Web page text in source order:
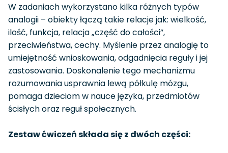
W zadaniach wykorzystano kilka różnych typów
analogii – obiekty łączą takie relacje jak: wielkość,
ilość, funkcja, relacja „część do całości”,
przeciwieństwa, cechy. Myślenie przez analogię to
umiejętność wnioskowania, odgadnięcia reguły i jej
zastosowania. Doskonalenie tego mechanizmu
rozumowania usprawnia lewą półkulę mózgu,
pomaga dzieciom w nauce języka, przedmiotów
ścisłych oraz reguł społecznych.
Zestaw ćwiczeń składa się z dwóch części: